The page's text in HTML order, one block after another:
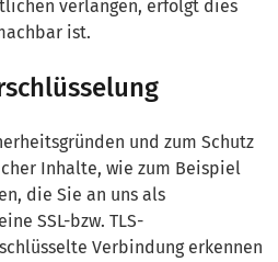
verlangen, erfolgt dies
ist.
und zum Schutz
Inhalte, wie zum Beispiel
die Sie an uns als
SSL-bzw. TLS-
Verbindung erkennen